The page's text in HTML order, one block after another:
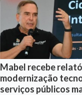
Mabel recebe
modernização
serviços públicos